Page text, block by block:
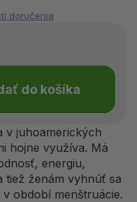
do košíka
v juhoamerických
hojne využíva. Má
energiu,
tiež ženám vyhnúť sa
období menštruácie.
doručenia